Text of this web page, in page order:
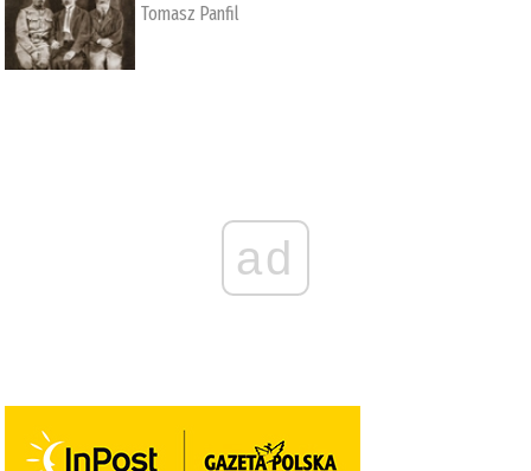
Tomasz Panfil
ad